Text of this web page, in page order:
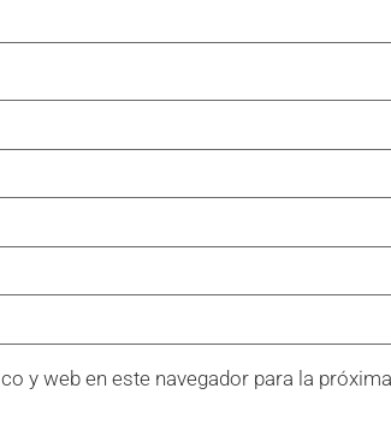
y web en este navegador para la